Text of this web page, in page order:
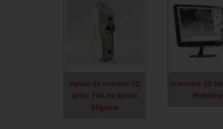
venda de scanner 3D
artec EVA na Santa
Efigênia
scanners 3D